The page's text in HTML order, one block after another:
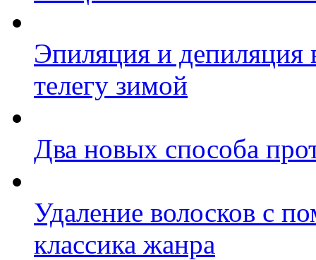
Эпиляция и депиляция
телегу зимой
Два новых способа
Удаление волосков с
классика жанра